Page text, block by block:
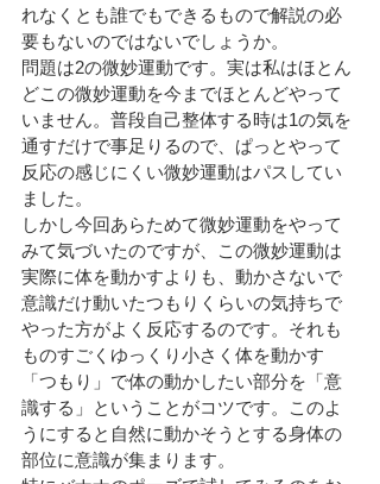
れなくとも誰でもできるもので解説の必
要もないのではないでしょうか。
問題は2の微妙運動です。実は私はほとん
どこの微妙運動を今までほとんどやって
いません。普段自己整体する時は1の気を
通すだけで事足りるので、ぱっとやって
反応の感じにくい微妙運動はパスしてい
ました。
しかし今回あらためて微妙運動をやって
みて気づいたのですが、この微妙運動は
実際に体を動かすよりも、動かさないで
意識だけ動いたつもりくらいの気持ちで
やった方がよく反応するのです。それも
ものすごくゆっくり小さく体を動かす
「つもり」で体の動かしたい部分を「意
識する」ということがコツです。このよ
うにすると自然に動かそうとする身体の
部位に意識が集まります。